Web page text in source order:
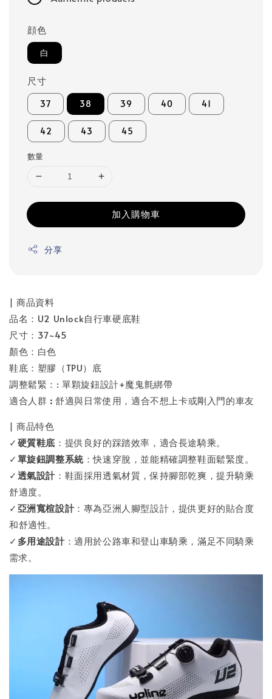
顔色
白
尺寸
37 38 39 40 41
42 43 45
數量
加入購物車
分享
| 商品資料
品名：U2 Unlock自行車硬底鞋
尺寸：37~45
顏色：白色
鞋底：塑膠（TPU）底
調整鬆緊：: 單顆旋鈕設計+魔鬼氈綁帶
適合人群 :舒適與日常使用，適合不想上卡或剛入門的車友
| 商品特色
✓硬質鞋底 ：提供良好的踩踏效率，適合長途騎乘。
✓單旋鈕調整系統：快速穿脫，並能精確調整鞋面鬆緊度。
✓透氣設計 ：鞋面採用透氣材質，保持腳部乾爽，提升騎乘
舒適度。
✓亞洲寬楦設計：專為亞洲人腳型設計，提供更好的貼合度
和舒適性。
✓ 多用途設計：適用於公路車和登山車騎乘，滿足不同騎乘
需求。